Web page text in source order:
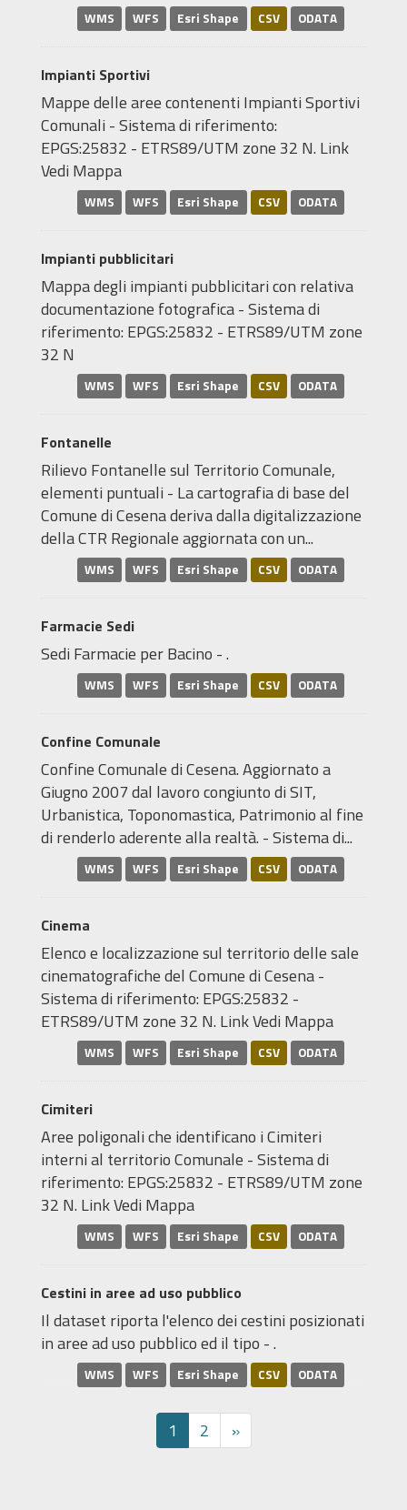
WMS WFS Esri Shape CSV ODATA
Impianti Sportivi
Mappe delle aree contenenti Impianti Sportivi
Comunali - Sistema di riferimento:
EPGS:25832 - ETRS89/UTM zone 32 N. Link
Vedi Mappa
WMS WFS Esri Shape CSV ODATA
Impianti pubblicitari
Mappa degli impianti pubblicitari con relativa
documentazione fotografica - Sistema di
riferimento: EPGS:25832 - ETRS89/UTM zone
32 N
WMS WFS Esri Shape CSV ODATA
Fontanelle
Rilievo Fontanelle sul Territorio Comunale,
elementi puntuali - La cartografia di base del
Comune di Cesena deriva dalla digitalizzazione
della CTR Regionale aggiornata con un...
WMS WFS Esri Shape CSV ODATA
Farmacie Sedi
Sedi Farmacie per Bacino - .
WMS WFS Esri Shape CSV ODATA
Confine Comunale
Confine Comunale di Cesena. Aggiornato a
Giugno 2007 dal lavoro congiunto di SIT,
Urbanistica, Toponomastica, Patrimonio al fine
di renderlo aderente alla realtà. - Sistema di...
WMS WFS Esri Shape CSV ODATA
Cinema
Elenco e localizzazione sul territorio delle sale
cinematografiche del Comune di Cesena -
Sistema di riferimento: EPGS:25832 -
ETRS89/UTM zone 32 N. Link Vedi Mappa
WMS WFS Esri Shape CSV ODATA
Cimiteri
Aree poligonali che identificano i Cimiteri
interni al territorio Comunale - Sistema di
riferimento: EPGS:25832 - ETRS89/UTM zone
32 N. Link Vedi Mappa
WMS WFS Esri Shape CSV ODATA
Cestini in aree ad uso pubblico
Il dataset riporta l'elenco dei cestini posizionati
in aree ad uso pubblico ed il tipo - .
WMS WFS Esri Shape CSV ODATA
1 2 »